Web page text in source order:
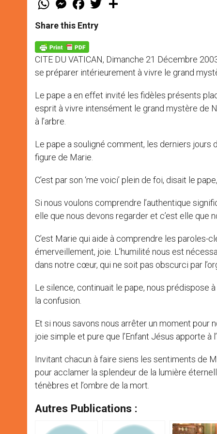
t
s
p
p
e
s
e
g
e
r
a
e
b
k
w
Share this Entry
CITE DU VATICAN, Dimanche 21 Décembre
se préparer intérieurement à vivre le grand
Le pape a en effet invité les fidèles présents
esprit à vivre intensément le grand mystère de
à l’arbre.
Le pape a souligné comment, les derniers jours
figure de Marie.
C’est par son ‘me voici’ plein de foi, disait le
Si nous voulons comprendre l’authentique
elle que nous devons regarder et c’est elle que
C’est Marie qui aide à comprendre les paroles-
émerveillement, joie. L’humilité nous est
dans notre cœur, qui ne soit pas obscurci par
Le silence, continuait le pape, nous prédispose
la confusion.
Et si nous savons nous arrêter un moment pour
joie simple et pure que l’Enfant Jésus apporte à
Invitant chacun à faire siens les sentiments de
pour acclamer la splendeur de la lumière
ténèbres et l’ombre de la mort.
Autres Publications :